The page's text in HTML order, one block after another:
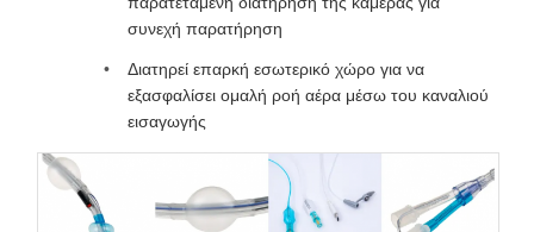
συνεχή παρατήρηση
Διατηρεί επαρκή εσωτερικό χώρο για να
εξασφαλίσει ομαλή ροή αέρα μέσω του καναλιού
εισαγωγής